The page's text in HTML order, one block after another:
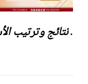
نتائج وترتيب الأسبوع الثالث من رباعية البطل .